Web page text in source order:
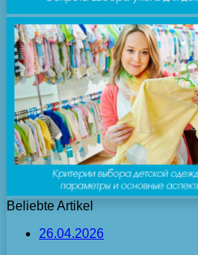
Beliebte Artikel
26.04.2026